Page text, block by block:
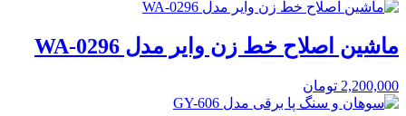
ماشین اصلاح خط زن وایر مدل WA-0296
2,200,000 تومان